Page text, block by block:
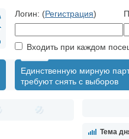
Логин: (Регистрация)
Входить при каждом
Единственную мирную
требуют снять с выборов
Тема